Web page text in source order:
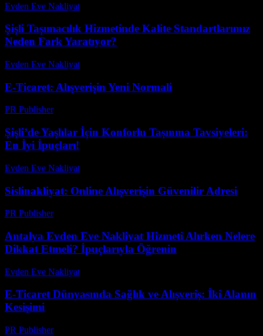
Evden Eve Nakliyat
Şişli Taşımacılık Hizmetinde Kalite Standartlarımız
Neden Fark Yaratıyor?
Evden Eve Nakliyat
E-Ticaret: Alışverişin Yeni Normali
PR Publisher-
Şişli’de Yaşlılar İçin Konforlu Taşınma Tavsiyeleri:
En İyi İpuçları!
Evden Eve Nakliyat
Sislinakliyat: Online Alışverişin Güvenilir Adresi
PR Publisher-
Antalya Evden Eve Nakliyat Hizmeti Alırken Nelere
Dikkat Etmeli? İpuçlarıyla Öğrenin
Evden Eve Nakliyat
E-Ticaret Dünyasında Sağlık ve Alışveriş: İki Alanın
Kesişimi
PR Publisher-